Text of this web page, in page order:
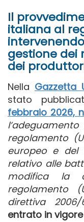
Il
italiana al
gestione dei
dei
Nella Gazzetta
stato
febbraio 2026,
regolamento
europeo e del
relativo alle
modifica la
regolamento
direttiva 2006/
entrato in